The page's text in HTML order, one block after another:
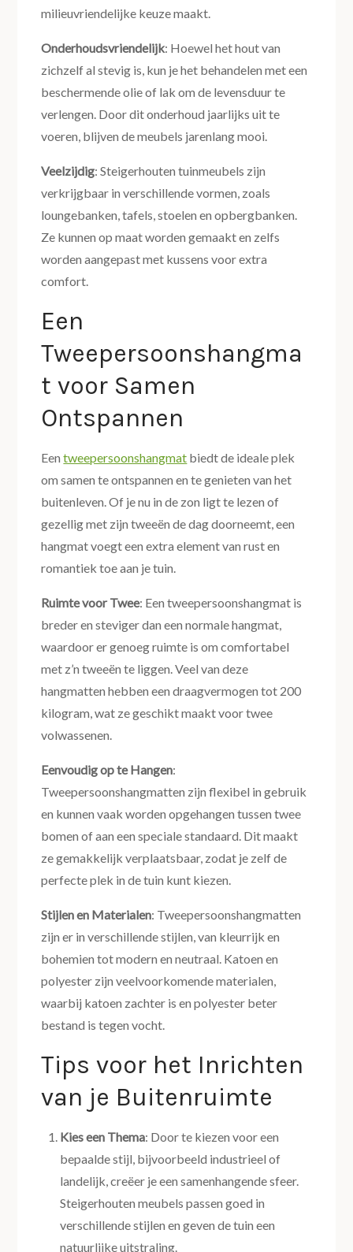
milieuvriendelijke keuze maakt.
Onderhoudsvriendelijk: Hoewel het hout van
zichzelf al stevig is, kun je het behandelen met een
beschermende olie of lak om de levensduur te
verlengen. Door dit onderhoud jaarlijks uit te
voeren, blijven de meubels jarenlang mooi.
Veelzijdig: Steigerhouten tuinmeubels zijn
verkrijgbaar in verschillende vormen, zoals
loungebanken, tafels, stoelen en opbergbanken.
Ze kunnen op maat worden gemaakt en zelfs
worden aangepast met kussens voor extra
comfort.
Een
Tweepersoonshangma
t voor Samen
Ontspannen
Eentweepersoonshangmat biedt de ideale plek
om samen te ontspannen en te genieten van het
buitenleven. Of je nu in de zon ligt te lezen of
gezellig met zijn tweeën de dag doorneemt, een
hangmat voegt een extra element van rust en
romantiek toe aan je tuin.
Ruimte voor Twee: Een tweepersoonshangmat is
breder en steviger dan een normale hangmat,
waardoor er genoeg ruimte is om comfortabel
met z’n tweeën te liggen. Veel van deze
hangmatten hebben een draagvermogen tot 200
kilogram, wat ze geschikt maakt voor twee
volwassenen.
Eenvoudig op te Hangen:
Tweepersoonshangmatten zijn flexibel in gebruik
en kunnen vaak worden opgehangen tussen twee
bomen of aan een speciale standaard. Dit maakt
ze gemakkelijk verplaatsbaar, zodat je zelf de
perfecte plek in de tuin kunt kiezen.
Stijlen en Materialen: Tweepersoonshangmatten
zijn er in verschillende stijlen, van kleurrijk en
bohemien tot modern en neutraal. Katoen en
polyester zijn veelvoorkomende materialen,
waarbij katoen zachter is en polyester beter
bestand is tegen vocht.
Tips voor het Inrichten
van je Buitenruimte
Kies een Thema: Door te kiezen voor een
bepaalde stijl, bijvoorbeeld industrieel of
landelijk, creëer je een samenhangende sfeer.
Steigerhouten meubels passen goed in
verschillende stijlen en geven de tuin een
natuurlijke uitstraling.